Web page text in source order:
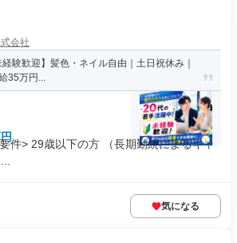
会社
経験歓迎】髪色・ネイル自由｜土日祝休み｜
35万円...
件> 29歳以下の方 （長期勤続によるキャ
気になる